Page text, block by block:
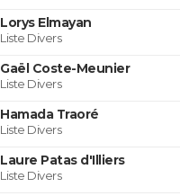
Lorys Elmayan
Liste Divers
Gaël Coste-Meunier
Liste Divers
Hamada Traoré
Liste Divers
Laure Patas d'Illiers
Liste Divers